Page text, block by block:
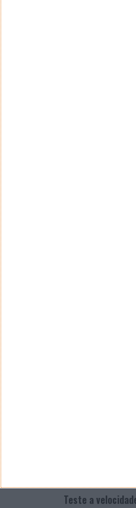
Teste a